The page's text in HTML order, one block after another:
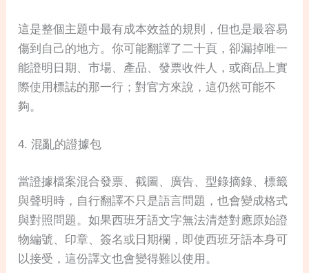
這是整個主題中最有成本效益的規則，但也是最容易
傷到自己的地方。你可能翻譯了二十頁，卻漏掉唯一
能證明日期、市場、產品、發票收件人，或商品上實
際使用標誌的那一行；對官方來說，這仍然可能不
夠。
4. 混亂的證據包
當證據檔案混合發票、截圖、廣告、型錄摘錄、標籤
與聲明時，自行翻譯不只是語言問題，也會變成格式
與對照問題。如果西班牙語文字無法清楚對應原始證
物編號、印章、簽名或日期欄，即使西班牙語本身可
以接受，這份譯文也會變得難以使用。